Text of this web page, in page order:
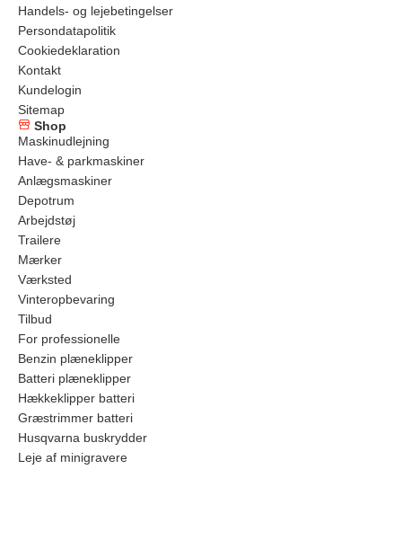
Handels- og lejebetingelser
Persondatapolitik
Cookiedeklaration
Kontakt
Kundelogin
Sitemap
Shop
Maskinudlejning
Have- & parkmaskiner
Anlægsmaskiner
Depotrum
Arbejdstøj
Trailere
Mærker
Værksted
Vinteropbevaring
Tilbud
For professionelle
Benzin plæneklipper
Batteri plæneklipper
Hækkeklipper batteri
Græstrimmer batteri
Husqvarna buskrydder
Leje af minigravere